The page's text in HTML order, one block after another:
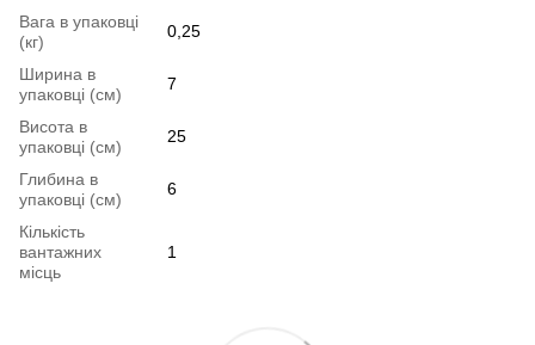
Вага в упаковці
(кг)
0,25
Ширина в
упаковці (см)
7
Висота в
упаковці (см)
25
Глибина в
упаковці (см)
6
Кількість
вантажних
місць
1